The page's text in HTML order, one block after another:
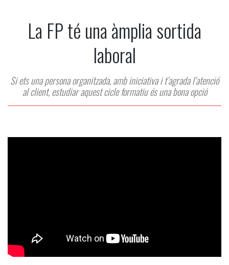
La FP té una àmplia sortida
laboral
Si ets una persona organitzada, amb iniciativa i t’agrada l’atenció
al client, estudiar aquest cicle formatiu és una bona opció